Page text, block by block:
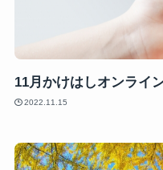
11月かけはしオンライ
2022.11.15